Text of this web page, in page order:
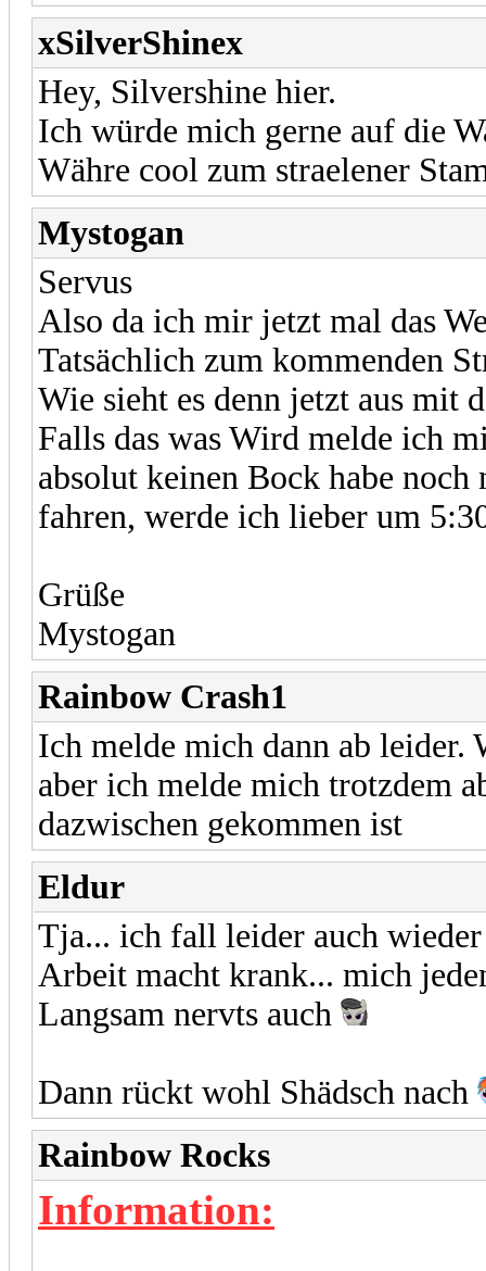
xSilverShinex
Hey, Silvershine hier.
Ich würde mich gerne auf die
Währe cool zum straelener
Mystogan
Servus
Also da ich mir jetzt mal das
Tatsächlich zum kommenden
Wie sieht es denn jetzt aus mit
Falls das was Wird melde ich
absolut keinen Bock habe
fahren, werde ich lieber um
Grüße
Mystogan
Rainbow Crash1
Ich melde mich dann ab leider.
aber ich melde mich trotzdem
dazwischen gekommen ist
Eldur
Tja... ich fall leider auch
Arbeit macht krank... mich
Langsam nervts auch
Dann rückt wohl Shädsch nach
Rainbow Rocks
Information: